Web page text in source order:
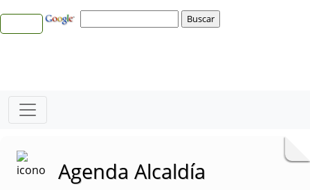
Agenda Alcaldía